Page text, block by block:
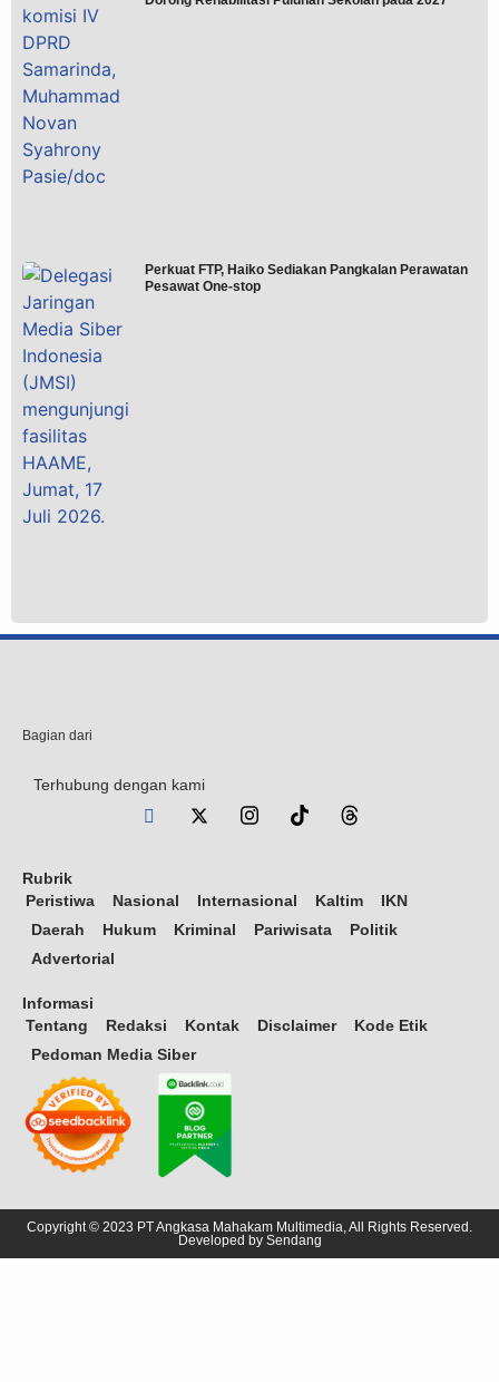
Perkuat FTP, Haiko Sediakan Pangkalan Perawatan
Pesawat One-stop
Bagian dari
Terhubung dengan kami
Rubrik
Peristiwa
Nasional Internasional Kaltim
IKN
Daerah
Hukum Kriminal Pariwisata
Politik
Advertorial
Informasi
Tentang
Redaksi Kontak Disclaimer
Kode Etik
Pedoman Media Siber
Copyright © 2023 PT Angkasa Mahakam Multimedia, All Rights Reserved.
Developed by Sendang